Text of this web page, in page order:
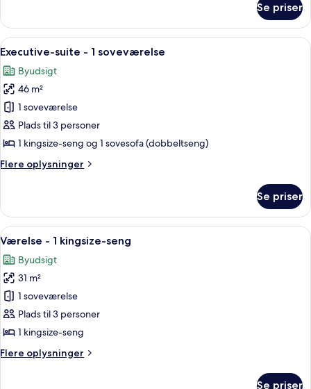
værelse
1
seng
Se priser
Indlæs
alle
billeder
af
Executive-
suite
-
soveværelse
Et hotelværelse med en stor seng,
7
Executive-suite - 1 soveværelse
Byudsigt
46 m²
1 soveværelse
Plads til 3 personer
1 kingsize-seng og 1 sovesofa (dobbeltseng)
Flere oplysninger
Flere
suite
1
Se priser
Indlæs
alle
billeder
af
Værelse
-
1
seng
Et værelse med et stort vindue, en
10
Værelse - 1 kingsize-seng
Byudsigt
31 m²
1 soveværelse
Plads til 3 personer
1 kingsize-seng
Flere oplysninger
Flere
Se priser